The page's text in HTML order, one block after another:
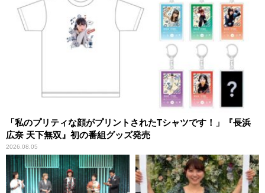
「私のプリティな顔がプリントされたTシャツです！」『長浜
広奈 天下無双』初の番組グッズ発売
2026.08.05